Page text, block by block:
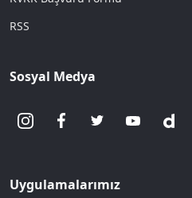
RSS
Sosyal Medya
Uygulamalarımız